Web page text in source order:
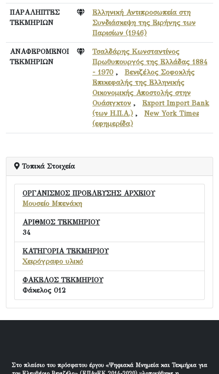
ΠΑΡΑΛΗΠΤΕΣ
ΤΕΚΜΗΡΙΩΝ
Ελληνική Αντιπροσωπεία στη
Συνδιάσκεψη της Ειρήνης των
Παρισίων (1946)
ΑΝΑΦΕΡΟΜΕΝΟΙ
ΤΕΚΜΗΡΙΩΝ
Τσαλδάρης Κωνσταντίνος
Πρωθυπουργός της Ελλάδας 1884
- 1970 , Βενιζέλος Σοφοκλής
Επικεφαλής της Ελληνικής
Οικονομικής Αποστολής στην
Ουάσιγκτον , Export Import Bank
(των Η.Π.Α.) , New York Times
(εφημερίδα)
Τοπικά Στοιχεία
ΟΡΓΑΝΙΣΜΟΣ ΠΡΟΕΛΕΥΣΗΣ ΑΡΧΕΙΟΥ
Μουσείο Μπενάκη
ΑΡΙΘΜΟΣ ΤΕΚΜΗΡΙΟΥ
34
ΚΑΤΗΓΟΡΙΑ ΤΕΚΜΗΡΙΟΥ
Χειρόγραφο υλικό
ΦΑΚΕΛΟΣ ΤΕΚΜΗΡΙΟΥ
Φάκελος 012
Στο πλαίσιο του πρόσφατου έργου «Ψηφιακά Μνημεία και Τεκμήρια για